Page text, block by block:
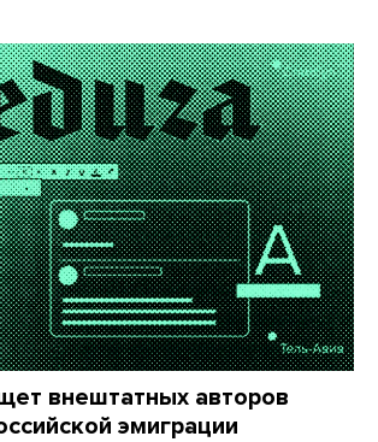
внештатных авторов
эмиграции